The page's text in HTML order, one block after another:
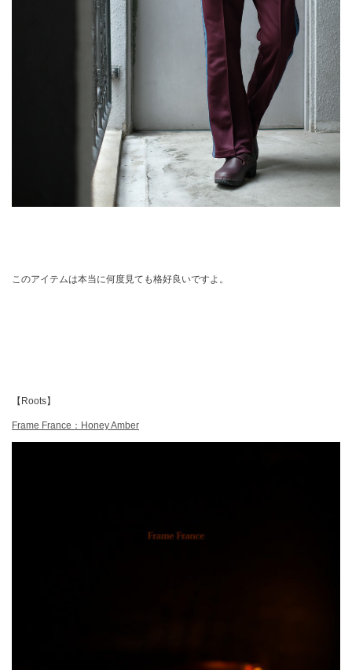
このアイテムは本当に何度見ても格好良いですよ。
【Roots】
Frame France：Honey Amber